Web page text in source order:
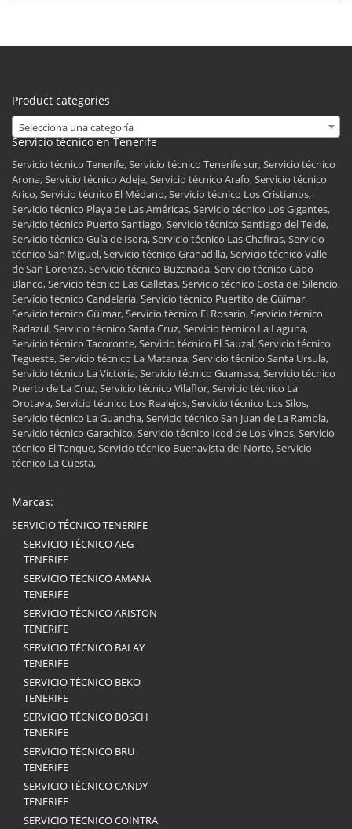
Product categories
Selecciona una categoría
Servicio técnico en Tenerife
Servicio técnico Tenerife, Servicio técnico Tenerife sur, Servicio técnico
Arona, Servicio técnico Adeje, Servicio técnico Arafo, Servicio técnico
Arico, Servicio técnico El Médano, Servicio técnico Los Cristianos,
Servicio técnico Playa de Las Américas, Servicio técnico Los Gigantes,
Servicio técnico Puerto Santiago, Servicio técnico Santiago del Teide,
Servicio técnico Guía de Isora, Servicio técnico Las Chafiras, Servicio
técnico San Miguel, Servicio técnico Granadilla, Servicio técnico Valle
de San Lorenzo, Servicio técnico Buzanada, Servicio técnico Cabo
Blanco, Servicio técnico Las Galletas, Servicio técnico Costa del Silencio,
Servicio técnico Candelaria, Servicio técnico Puertito de Güímar,
Servicio técnico Güímar, Servicio técnico El Rosario, Servicio técnico
Radazul, Servicio técnico Santa Cruz, Servicio técnico La Laguna,
Servicio técnico Tacoronte, Servicio técnico El Sauzal, Servicio técnico
Tegueste, Servicio técnico La Matanza, Servicio técnico Santa Ursula,
Servicio técnico La Victoria, Servicio técnico Guamasa, Servicio técnico
Puerto de La Cruz, Servicio técnico Vilaflor, Servicio técnico La
Orotava, Servicio técnico Los Realejos, Servicio técnico Los Silos,
Servicio técnico La Guancha, Servicio técnico San Juan de La Rambla,
Servicio técnico Garachico, Servicio técnico Icod de Los Vinos, Servicio
técnico El Tanque, Servicio técnico Buenavista del Norte, Servicio
técnico La Cuesta,
Marcas:
SERVICIO TÉCNICO TENERIFE
SERVICIO TÉCNICO AEG
TENERIFE
SERVICIO TÉCNICO AMANA
TENERIFE
SERVICIO TÉCNICO ARISTON
TENERIFE
SERVICIO TÉCNICO BALAY
TENERIFE
SERVICIO TÉCNICO BEKO
TENERIFE
SERVICIO TÉCNICO BOSCH
TENERIFE
SERVICIO TÉCNICO BRU
TENERIFE
SERVICIO TÉCNICO CANDY
TENERIFE
SERVICIO TÉCNICO COINTRA